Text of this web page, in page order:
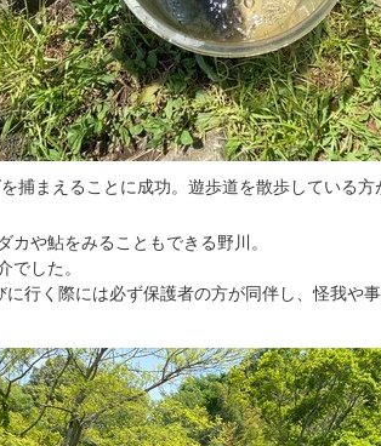
捕まえることに成功。遊歩道を散歩している方
カや鮎をみることもできる野川。
でした。
行く際には必ず保護者の方が同伴し、怪我や